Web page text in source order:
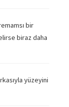
bir
biraz daha
yüzeyini